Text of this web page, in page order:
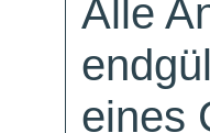
Alle
eines